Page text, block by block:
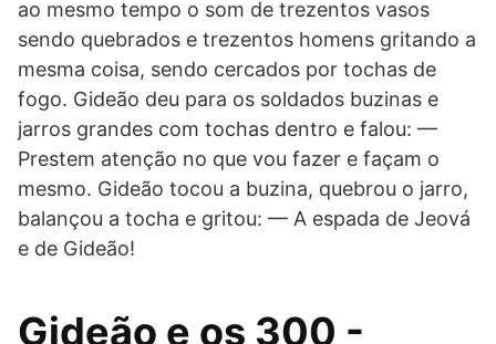
ao mesmo tempo o som de trezentos vasos
sendo quebrados e trezentos homens gritando a
mesma coisa, sendo cercados por tochas de
fogo. Gideão deu para os soldados buzinas e
jarros grandes com tochas dentro e falou: —
Prestem atenção no que vou fazer e façam o
mesmo. Gideão tocou a buzina, quebrou o jarro,
balançou a tocha e gritou: — A espada de Jeová
e de Gideão!
Gideão e os 300 -